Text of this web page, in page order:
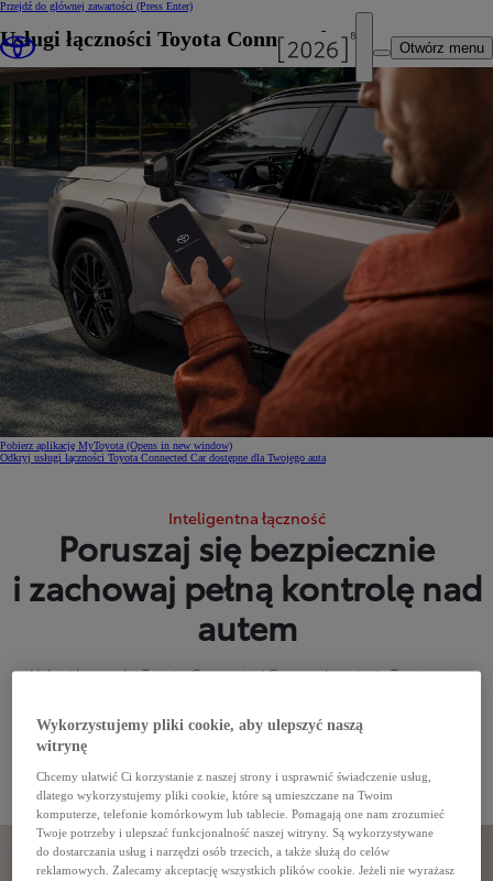
Przejdź do głównej zawartości (Press Enter)
Otwórz menu
Usługi łączności Toyota Connected Car
Pobierz aplikację MyToyota (Opens in new window)
Odkryj usługi łączności Toyota Connected Car dostępne dla Twojego auta
Inteligentna łączność
Poruszaj się bezpiecznie
i zachowaj pełną kontrolę nad
autem
Usługi łączności Toyota Connected Car synchronizują Twoje auto
którym Twoja jazda stanie się jeszcze bardziej komfortowa
Usługi łączności Toyota Connected Car
Wykorzystujemy pliki cookie, aby ulepszyć naszą
witrynę
Chcemy ułatwić Ci korzystanie z naszej strony i usprawnić świadczenie usług,
dlatego wykorzystujemy pliki cookie, które są umieszczane na Twoim
komputerze, telefonie komórkowym lub tablecie. Pomagają one nam zrozumieć
Twoje potrzeby i ulepszać funkcjonalność naszej witryny. Są wykorzystywane
do dostarczania usług i narzędzi osób trzecich, a także służą do celów
reklamowych. Zalecamy akceptację wszystkich plików cookie. Jeżeli nie wyrażasz